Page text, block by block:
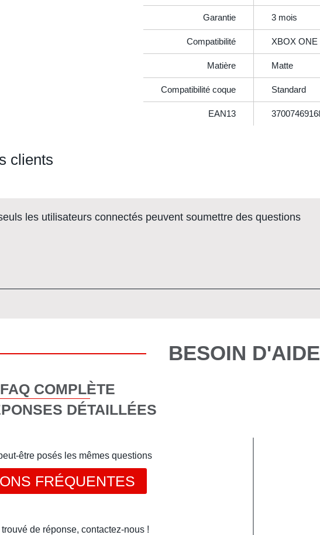
Garantie 3 mois
Compatibilité XBOX ONE
Matière Matte
Compatibilité coque Standard
EAN13
clients
les utilisateurs connectés peuvent soumettre des questions
BESOIN
COMPLÈTE
DÉTAILLÉES
être posés les mêmes questions
FRÉQUENTES
de réponse, contactez-nous !